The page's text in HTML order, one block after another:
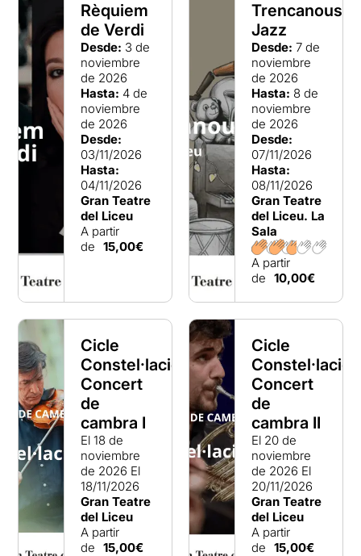
Rèquiem
de Verdi
Desde: 3 de
noviembre
de 2026
Hasta: 4 de
noviembre
de 2026
Desde:
03/11/2026
Hasta:
04/11/2026
Gran Teatre
del Liceu
A partir
de 15,00€
Trencanous-
Jazz
Desde: 7 de
noviembre
de 2026
Hasta: 8 de
noviembre
de 2026
Desde:
07/11/2026
Hasta:
08/11/2026
Gran Teatre
del Liceu. La
Sala
A partir
de 10,00€
Cicle
Constel·lacions:
Concert
de
cambra I
El 18 de
noviembre
de 2026 El
18/11/2026
Gran Teatre
del Liceu
A partir
de 15,00€
Cicle
Concert
de
cambra II
El 20 de
noviembre
de 2026 El
20/11/2026
Gran Teatre
del Liceu
A partir
de 15,00€